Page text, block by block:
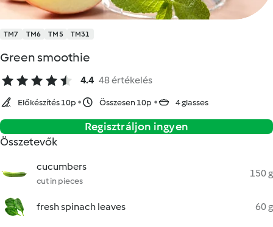
TM7 TM6 TM5 TM31
Green smoothie
4.4 48 értékelés
Előkészítés 10p Összesen 10p 4 glasses
Regisztráljon ingyen
Összetevők
cucumbers
cut in pieces
150 g
fresh spinach leaves 60 g